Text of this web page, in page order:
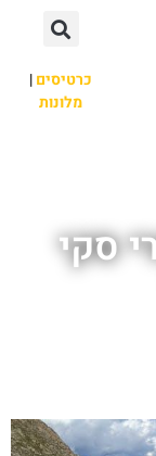
כרטיסים|
מלונות
סקי